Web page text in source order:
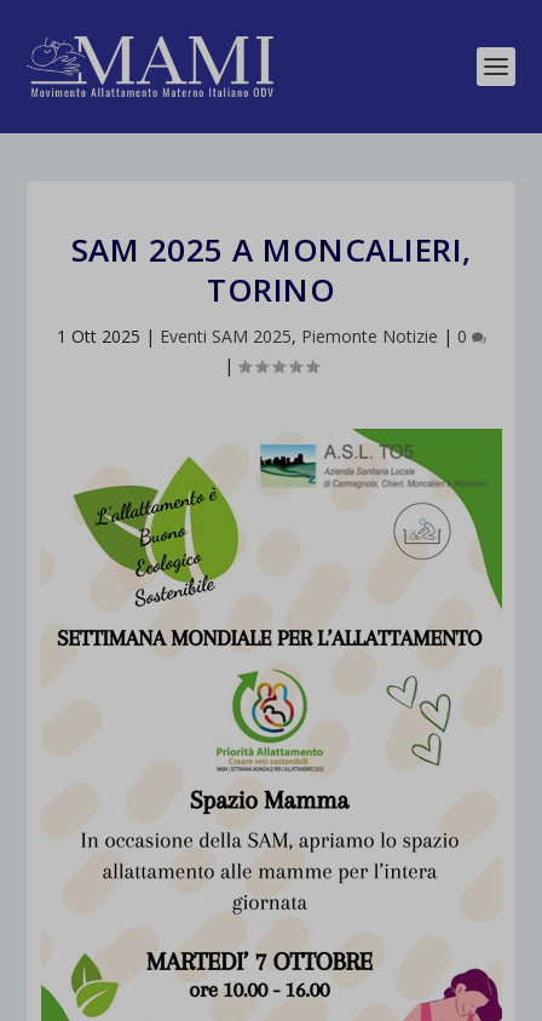
SAM 2025 A MONCALIERI,
TORINO
1 Ott 2025 | Eventi SAM 2025, Piemonte Notizie | 0
|